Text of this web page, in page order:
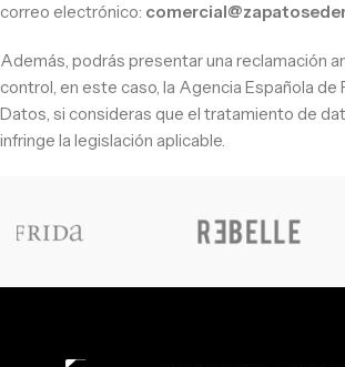
correo electrónico:
Además, podrás presentar una reclamación
control, en este caso, la Agencia Española
Datos, si consideras que el tratamiento de
infringe la legislación aplicable.